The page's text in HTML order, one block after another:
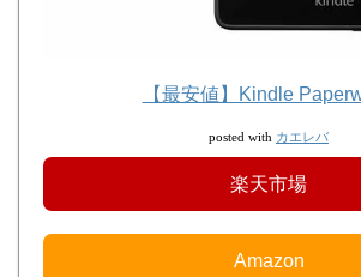
【最安値】Kindle
posted with カエレバ
楽天市場
Amazon